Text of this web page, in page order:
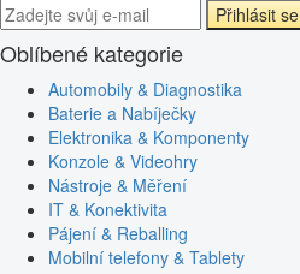
Přihlásit se
Oblíbené kategorie
Automobily & Diagnostika
Baterie a Nabíječky
Elektronika & Komponenty
Konzole & Videohry
Nástroje & Měření
IT & Konektivita
Pájení & Reballing
Mobilní telefony & Tablety